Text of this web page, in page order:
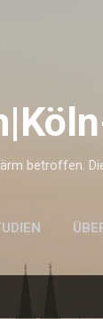
betroffen.